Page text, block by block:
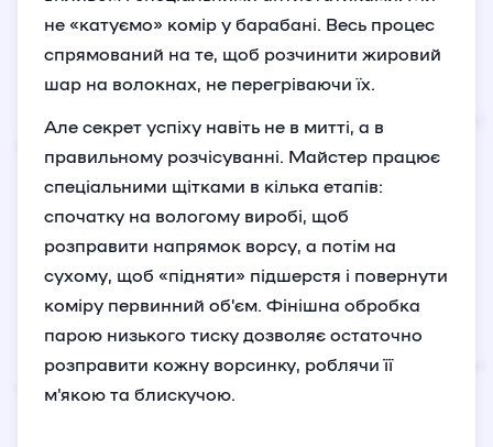
не «катуємо» комір у барабані. Весь процес
спрямований на те, щоб розчинити жировий
шар на волокнах, не перегріваючи їх.
Але секрет успіху навіть не в митті, а в
правильному розчісуванні. Майстер працює
спеціальними щітками в кілька етапів:
спочатку на вологому виробі, щоб
розправити напрямок ворсу, а потім на
сухому, щоб «підняти» підшерстя і повернути
коміру первинний об’єм. Фінішна обробка
парою низького тиску дозволяє остаточно
розправити кожну ворсинку, роблячи її
м'якою та блискучою.